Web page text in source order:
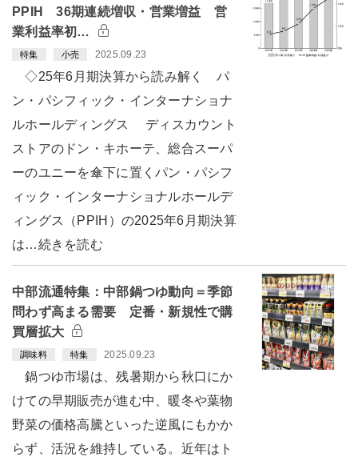
PPIH 36期連続増収・営業増益 営
業利益率初…
特集 小売 2025.09.23
◇25年6月期決算から読み解く パ
ン・パシフィック・インターナショナ
ルホールディングス ディスカウント
ストアのドン・キホーテ、総合スーパ
ーのユニーを傘下に置くパン・パシフ
ィック・インターナショナルホールデ
ィングス（PPIH）の2025年6月期決算
は…続きを読む
中部流通特集：中部鍋つゆ動向＝季節
問わず高まる需要 定番・新規性で購
買層拡大
調味料 特集 2025.09.23
鍋つゆ市場は、残暑期から秋口にか
けての早期販売が進む中、暖冬や葉物
野菜の価格高騰といった逆風にもかか
らず、活況を維持している。近年はト